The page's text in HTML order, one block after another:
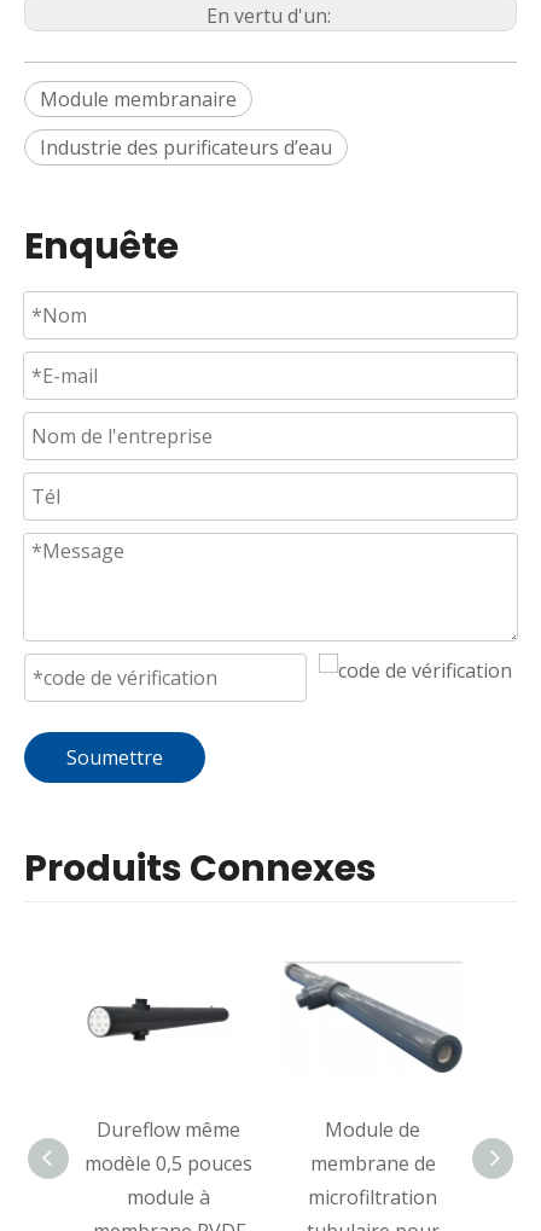
En vertu d'un:
Module membranaire
Industrie des purificateurs d’eau
Enquête
Soumettre
Produits Connexes
Dureflow même
modèle 0,5 pouces
module à
Module de
membrane de
microfiltration